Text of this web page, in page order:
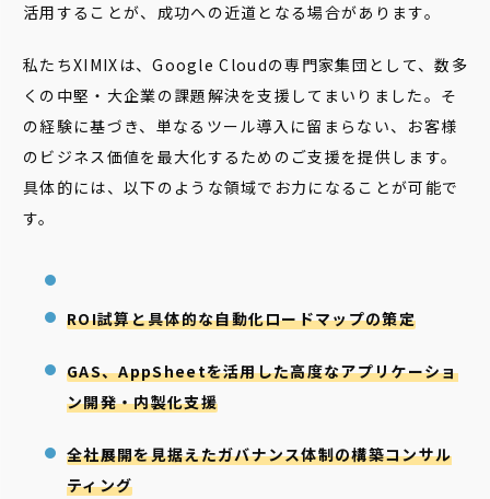
活用することが、成功への近道となる場合があります。
私たちXIMIXは、Google Cloudの専門家集団として、数多
くの中堅・大企業の課題解決を支援してまいりました。そ
の経験に基づき、単なるツール導入に留まらない、お客様
のビジネス価値を最大化するためのご支援を提供します。
具体的には、以下のような領域でお力になることが可能で
す。
ROI試算と具体的な自動化ロードマップの策定
GAS、AppSheetを活用した高度なアプリケーショ
ン開発・内製化支援
全社展開を見据えたガバナンス体制の構築コンサル
ティング